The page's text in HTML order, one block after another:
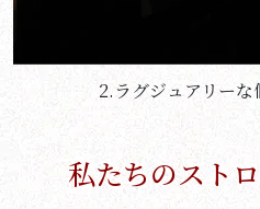
2.ラグジュアリーな
私たちのスト